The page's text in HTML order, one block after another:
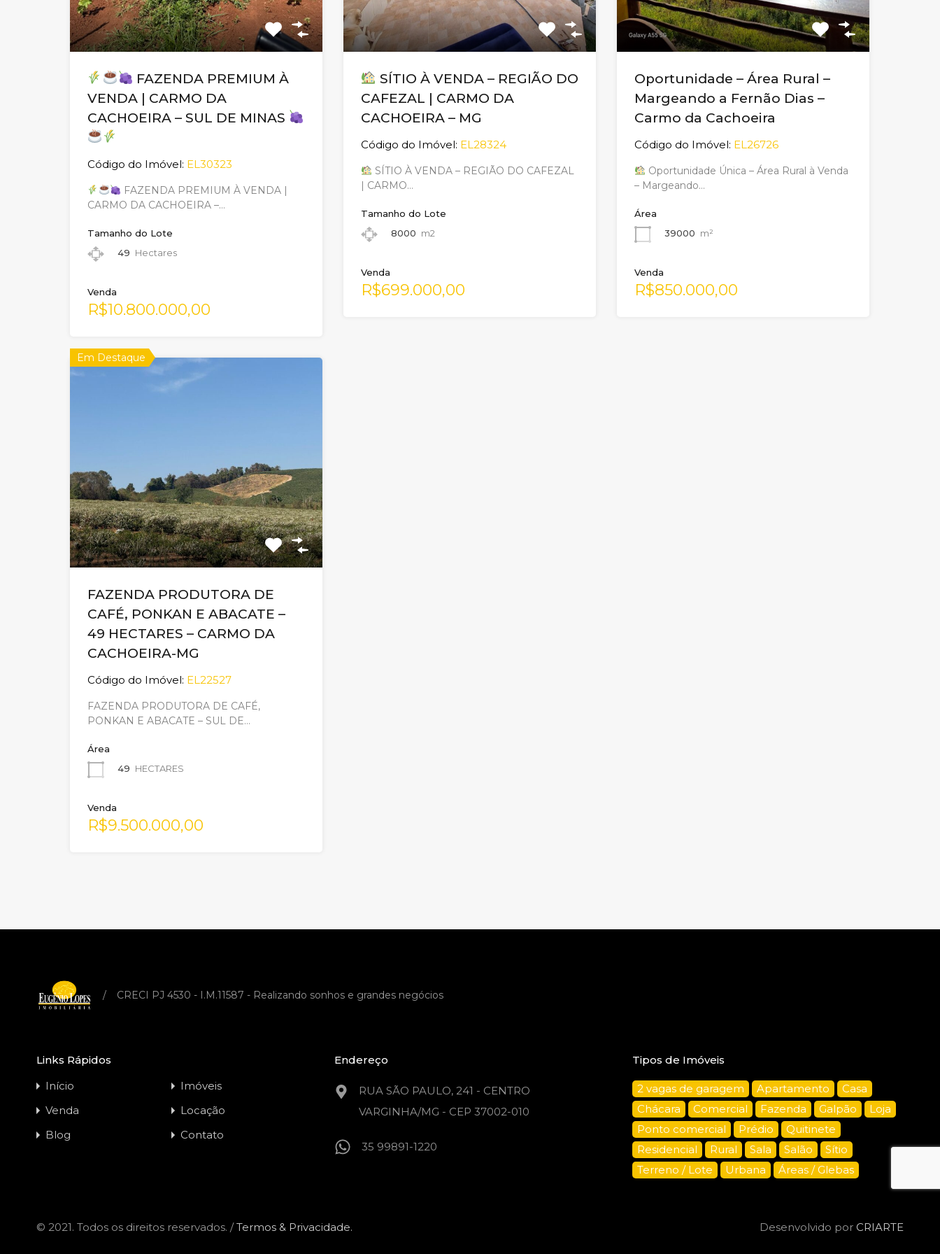
FAZENDA PREMIUM À
VENDA | CARMO DA
CACHOEIRA – SUL DE MINAS
Código do Imóvel: EL30323
FAZENDA PREMIUM À VENDA |
CARMO DA CACHOEIRA –…
Tamanho do Lote
49 Hectares
Venda
R$10.800.000,00
SÍTIO À VENDA – REGIÃO DO
CAFEZAL | CARMO DA
CACHOEIRA – MG
Código do Imóvel: EL28324
SÍTIO À VENDA – REGIÃO DO CAFEZAL
| CARMO…
Tamanho do Lote
8000 m2
Venda
R$699.000,00
Oportunidade – Área Rural –
Margeando a Fernão Dias –
Carmo da Cachoeira
Código do Imóvel: EL26726
Oportunidade Única – Área Rural à Venda
– Margeando…
Área
39000 m²
Venda
R$850.000,00
Em Destaque
FAZENDA PRODUTORA DE
CAFÉ, PONKAN E ABACATE –
49 HECTARES – CARMO DA
CACHOEIRA-MG
Código do Imóvel: EL22527
FAZENDA PRODUTORA DE CAFÉ,
PONKAN E ABACATE – SUL DE…
Área
49 HECTARES
Venda
R$9.500.000,00
/ CRECI PJ 4530 - I.M.11587 - Realizando sonhos e grandes negócios
Links Rápidos
Início
Imóveis
Venda
Locação
Blog
Contato
Endereço
RUA SÃO PAULO, 241 - CENTRO
VARGINHA/MG - CEP 37002-010
35 99891-1220
Tipos de Imóveis
2 vagas de garagem Apartamento
Casa
Chácara
Comercial Fazenda Galpão
Loja
Ponto comercial
Prédio
Quitinete
Residencial
Rural Sala Salão
Sítio
Terreno / Lote
Urbana Áreas / Glebas
© 2021. Todos os direitos reservados. /Termos & Privacidade. Desenvolvido por CRIARTE